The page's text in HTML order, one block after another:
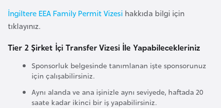
İngiltere EEA Family Permit Vizesi hakkıda bilgi için
tıklayınız.
Tier 2 Şirket İçi Transfer Vizesi İle Yapabilecekleriniz
Sponsorluk belgesinde tanımlanan işte sponsorunuz
için çalışabilirsiniz.
Aynı alanda ve ana işinizle aynı seviyede, haftada 20
saate kadar ikinci bir iş yapabilirsiniz.
a
h
i